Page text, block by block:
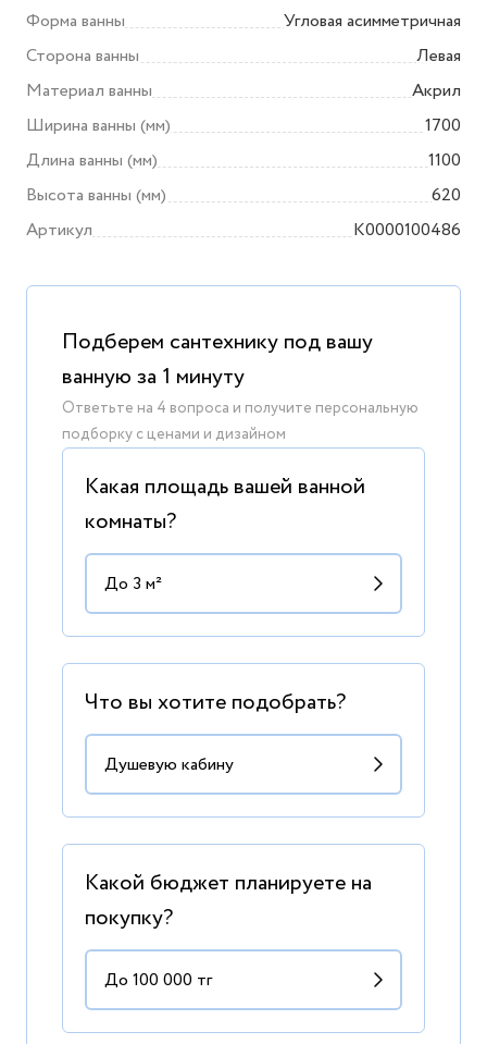
Форма ванны
Угловая асимметричная
Сторона ванны
Левая
Материал ванны
Акрил
Ширина ванны (мм)
1700
Длина ванны (мм)
1100
Высота ванны (мм)
620
Артикул
K0000100486
Подберем сантехнику под вашу
ванную за 1 минуту
Ответьте на 4 вопроса и получите персональную
подборку с ценами и дизайном
Какая площадь вашей ванной
комнаты?
Что вы хотите подобрать?
Какой бюджет планируете на
покупку?